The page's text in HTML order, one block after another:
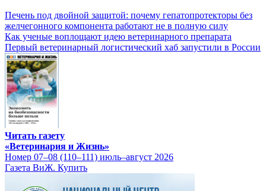
Печень под двойной защитой: почему гепатопротекторы без
желчегонного компонента работают не в полную силу
Как ученые воплощают идею ветеринарного препарата
Первый ветеринарный логистический хаб запустили в России
Читать газету
«Ветеринария и Жизнь»
Номер 07–08 (110–111) июль–август 2026
Газета ВиЖ. Купить